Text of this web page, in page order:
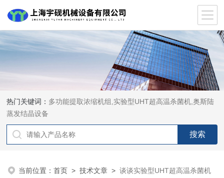
热门关键词： 多功能提取浓缩机组,实验型UHT超高温杀菌机,奥斯陆
蒸发结晶设备
当前位置：首页 >技术文章 >谈谈实验型UHT超高温杀菌机